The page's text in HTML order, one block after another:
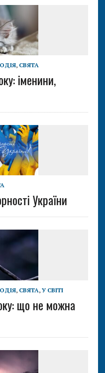
, СВЯТА
іменини,
України
, СВЯТА, У СВІТІ
що не можна